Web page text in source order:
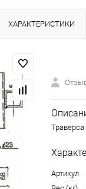
ХАРАКТЕРИСТИКИ
Артикул